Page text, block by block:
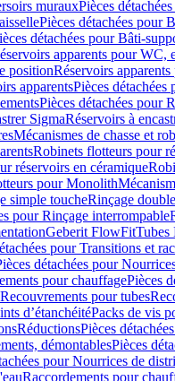
murauxPièces
Pièces détachées pour
détachées pour Bâti-
apparents pour WC,
positionRéservoirs
apparentsPièces détachées
Pièces détachées pour
SigmaRéservoirs à
Mécanismes de chasse et
Robinets flotteurs pour
réservoirs en céramique
pour Monolith
simple toucheRinçage
pour Rinçage interrompable
Geberit FlowFitTubes
pour Transitions et
détachées pour
pour chauffagePièces
Recouvrements pour tubes
d’étanchéitéPacks de vis
RéductionsPièces
démontablesPièces
pour Nourrices de
Raccordements pour